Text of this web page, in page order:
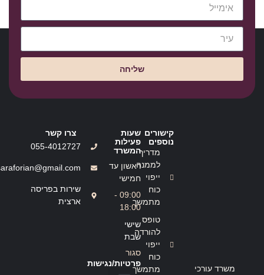
שליחה
משרד עורכי
קישורים
נוספים
מדריך
לממנה
ייפוי
כוח
מתמשך
טופס
להורדה
ייפוי
כוח
מתמשך
שעות
פעילות
המשרד
ראשון עד
חמישי
09:00 -
18:00
שישי
שבת
סגור
פרטיות/נגישות
צרו קשר
055-4012727
שירות בפריסה
ארצית